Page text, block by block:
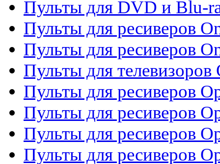
Пульты для DVD и Blu-
Пульты для ресиверов
Пульты для ресиверов
Пульты для телевизоров
Пульты для ресиверов
Пульты для ресиверов
Пульты для ресиверов
Пульты для ресиверов